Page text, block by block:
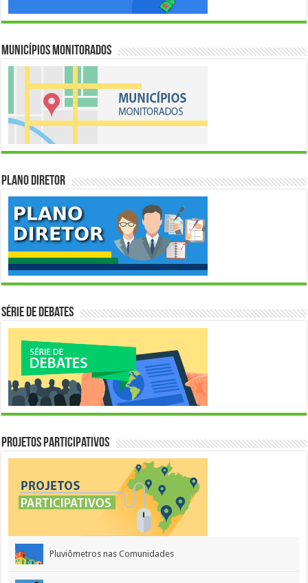
Municípios Monitorados
Plano Diretor
Série de Debates
Projetos Participativos
Pluviômetros nas Comunidades